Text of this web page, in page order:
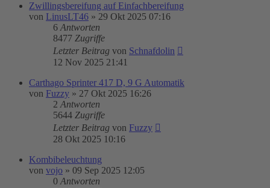
Zwillingsbereifung auf Einfachbereifung
von LinusLT46 » 29 Okt 2025 07:16
6 Antworten
8477 Zugriffe
Letzter Beitrag von Schnafdolin
12 Nov 2025 21:41
Carthago Sprinter 417 D, 9 G Automatik
von Fuzzy » 27 Okt 2025 16:26
2 Antworten
5644 Zugriffe
Letzter Beitrag von Fuzzy
28 Okt 2025 10:16
Kombibeleuchtung
von vojo » 09 Sep 2025 12:05
0 Antworten